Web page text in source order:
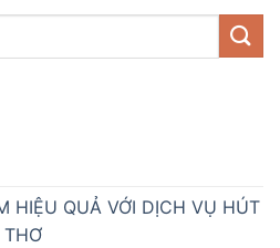
HIỆU QUẢ VỚI DỊCH VỤ HÚT